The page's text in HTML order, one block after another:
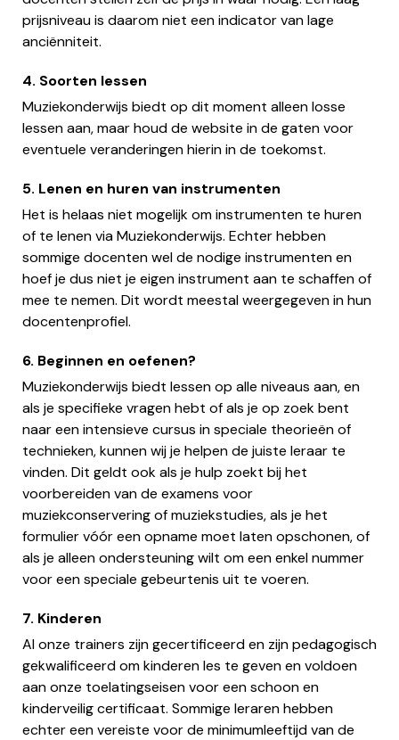
prijsniveau is daarom niet een indicator van lage
anciënniteit.
4. Soorten lessen
Muziekonderwijs biedt op dit moment alleen losse
lessen aan, maar houd de website in de gaten voor
eventuele veranderingen hierin in de toekomst.
5. Lenen en huren van instrumenten
Het is helaas niet mogelijk om instrumenten te huren
of te lenen via Muziekonderwijs. Echter hebben
sommige docenten wel de nodige instrumenten en
hoef je dus niet je eigen instrument aan te schaffen of
mee te nemen. Dit wordt meestal weergegeven in hun
docentenprofiel.
6. Beginnen en oefenen?
Muziekonderwijs biedt lessen op alle niveaus aan, en
als je specifieke vragen hebt of als je op zoek bent
naar een intensieve cursus in speciale theorieën of
technieken, kunnen wij je helpen de juiste leraar te
vinden. Dit geldt ook als je hulp zoekt bij het
voorbereiden van de examens voor
muziekconservering of muziekstudies, als je het
formulier vóór een opname moet laten opschonen, of
als je alleen ondersteuning wilt om een enkel nummer
voor een speciale gebeurtenis uit te voeren.
7. Kinderen
Al onze trainers zijn gecertificeerd en zijn pedagogisch
gekwalificeerd om kinderen les te geven en voldoen
aan onze toelatingseisen voor een schoon en
kinderveilig certificaat. Sommige leraren hebben
echter een vereiste voor de minimumleeftijd van de